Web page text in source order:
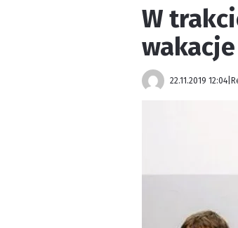
W
22.11.2019 12:04